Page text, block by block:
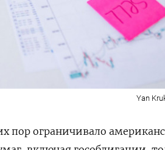
Yan
пор ограничивало